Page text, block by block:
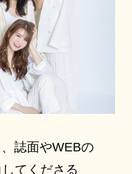
誌面やWEBの
てくださる